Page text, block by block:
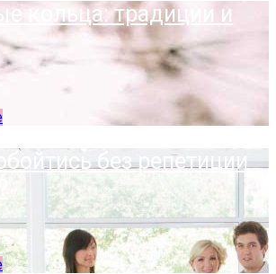
кольца: традиции и
без репетиции